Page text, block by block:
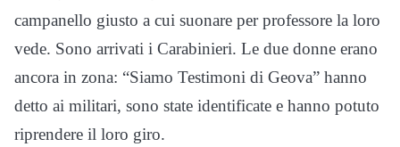
campanello giusto a cui suonare per professore la loro
vede. Sono arrivati i Carabinieri. Le due donne erano
ancora in zona: “Siamo Testimoni di Geova” hanno
detto ai militari, sono state identificate e hanno potuto
riprendere il loro giro.